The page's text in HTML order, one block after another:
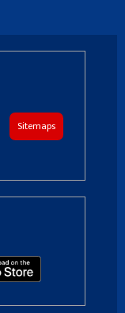
Sitemaps